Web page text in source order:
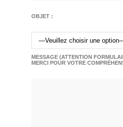
OBJET :
MESSAGE (ATTENTION
MERCI POUR VOTRE